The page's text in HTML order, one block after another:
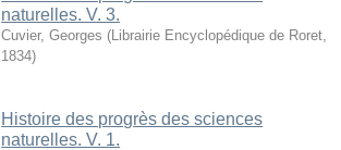
naturelles. V. 3.
Cuvier, Georges ( Librairie Encyclopédique de Roret
1834)
Histoire des progrès des sciences
naturelles. V. 1.